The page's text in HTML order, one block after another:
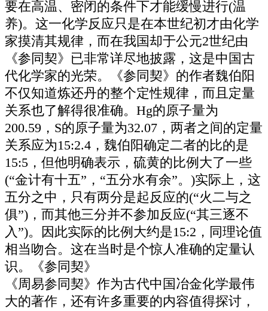
要在高温、密闭的条件下才能缓慢进行(温
养)。这一化学反应只是在本世纪初才由化学
家摸清其规律，而在我国却于公元2世纪由
《参同契》已非常详尽地披露，这是中国古
代化学家的光荣。《参同契》的作者魏伯阳
不仅知道炼还丹的整个定性规律，而且定量
关系也了解得很准确。Hg的原子量为
200.59，S的原子量为32.07，两者之间的定量
关系应为15:2.4，魏伯阳确定二者的比的是
15:5，但他明确表示，硫黄的比例大了一些
(“金计有十五”，“五分水有余”。)实际上，这
五分之中，只有两分是起反应的(“火二与之
俱”)，而其他三分并不参加反应(“其三逐不
入”)。因此实际的比例大约是15:2，同理论值
相当吻合。这在当时是个惊人准确的定量认
识。《参同契》
《周易参同契》作为古代中国冶金化学最伟
大的著作，还有许多重要的内容值得探讨，